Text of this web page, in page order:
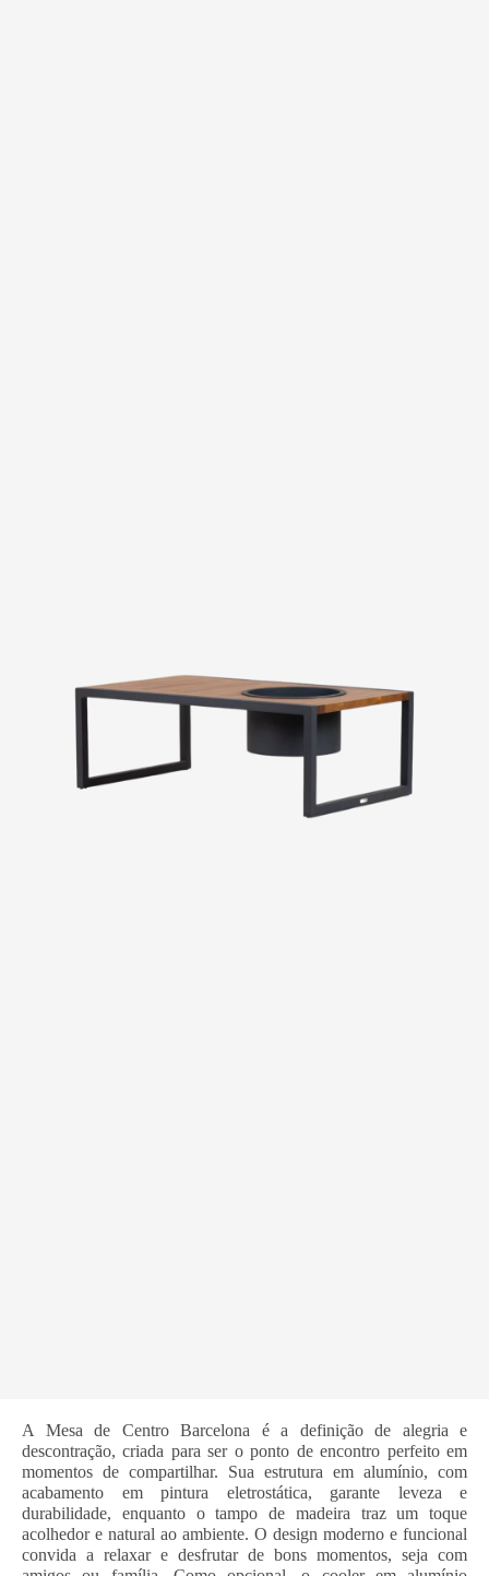
A Mesa de Centro Barcelona é a definição de alegria e
descontração, criada para ser o ponto de encontro perfeito em
momentos de compartilhar. Sua estrutura em alumínio, com
acabamento em pintura eletrostática, garante leveza e
durabilidade, enquanto o tampo de madeira traz um toque
acolhedor e natural ao ambiente. O design moderno e funcional
convida a relaxar e desfrutar de bons momentos, seja com